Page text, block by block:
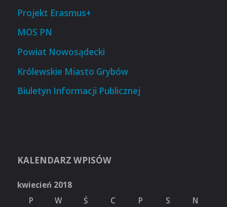
Projekt Erasmus+
MOS PN
Powiat Nowosądecki
Królewskie Miasto Grybów
Biuletyn Informacji Publicznej
KALENDARZ WPISÓW
kwiecień 2018
P
W Ś C P S
N